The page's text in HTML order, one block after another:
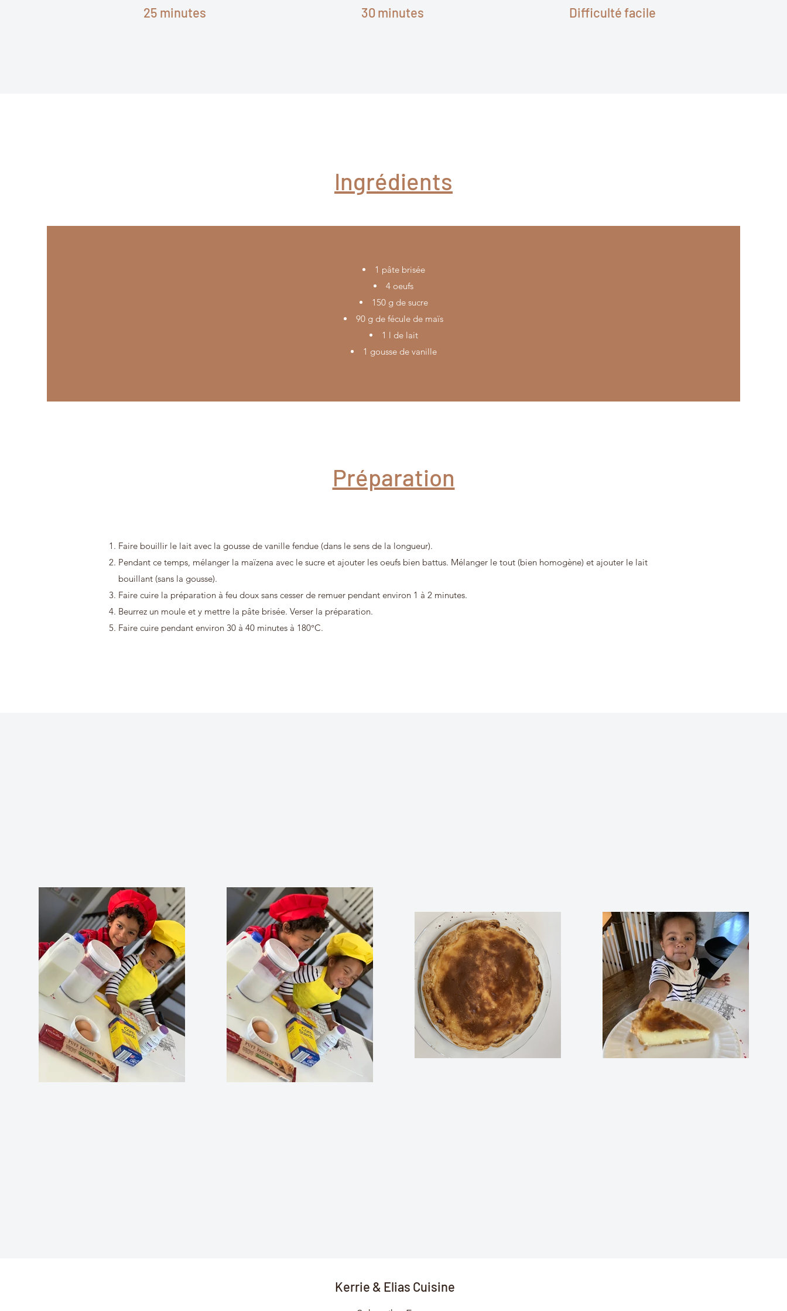
25 minutes 30 minutes Difficulté facile
Ingrédients
1 pâte brisée
4 oeufs
150 g de sucre
90 g de fécule de maïs
1 l de lait
1 gousse de vanille
Préparation
Faire bouillir le lait avec la gousse de vanille fendue (dans le sens de la longueur).
Pendant ce temps, mélanger la maïzena avec le sucre et ajouter les oeufs bien battus. Mélanger le tout (bien homogène) et ajouter le lait
bouillant (sans la gousse).
Faire cuire la préparation à feu doux sans cesser de remuer pendant environ 1 à 2 minutes.
Beurrez un moule et y mettre la pâte brisée. Verser la préparation.
Faire cuire pendant environ 30 à 40 minutes à 180°C.
Kerrie & Elias Cuisine